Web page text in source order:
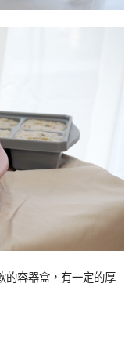
的容器盒，有一定的厚